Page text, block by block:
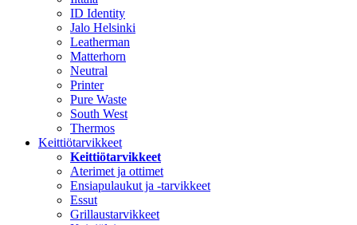
ID Identity
Jalo Helsinki
Leatherman
Matterhorn
Neutral
Printer
Pure Waste
South West
Thermos
Keittiötarvikkeet
Keittiötarvikkeet
Aterimet ja ottimet
Ensiapulaukut ja -tarvikkeet
Essut
Grillaustarvikkeet